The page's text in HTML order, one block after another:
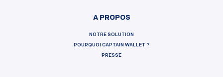
A PROPOS
NOTRE SOLUTION
POURQUOI CAPTAIN WALLET ?
PRESSE